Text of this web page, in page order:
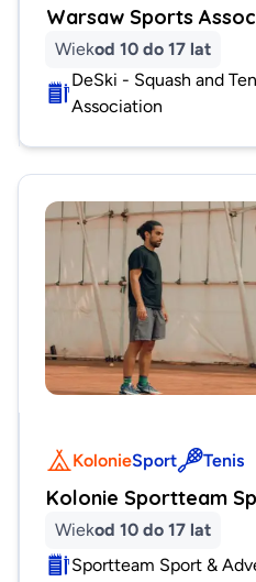
Warsaw Sports
Wiekod 10 do 17 lat
DeSki - Squash and
Association
KolonieSport Tenis
Kolonie Sportteam
Wiekod 10 do 17 lat
Sportteam Sport &